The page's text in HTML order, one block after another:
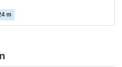
m